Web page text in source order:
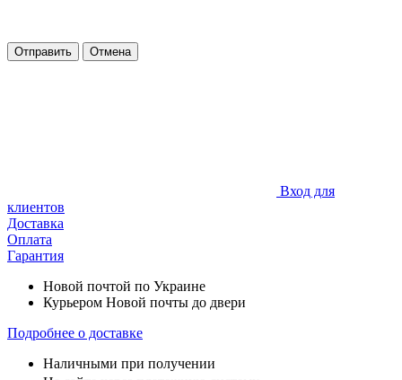
Отправить Отмена
Вход для
клиентов
Доставка
Оплата
Гарантия
Новой почтой по Украине
Курьером Новой почты до двери
Подробнее о доставке
Наличными при получении